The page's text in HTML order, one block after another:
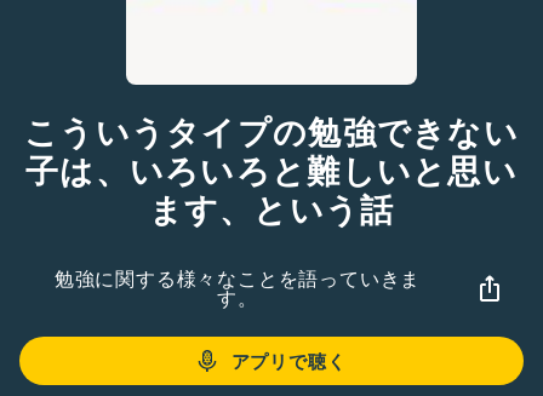
こういうタイプの勉強できない
子は、いろいろと難しいと思い
ます、という話
勉強に関する様々なことを語っていきま
す。
アプリで聴く